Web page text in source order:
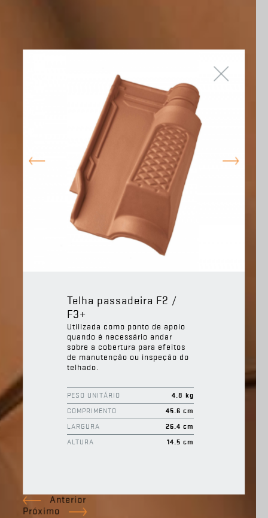
Telha passadeira F2 /
F3+
Utilizada como ponto de apoio
quando é necessário andar
sobre a cobertura para efeitos
de manutenção ou inspeção do
telhado.
PESO UNITÁRIO
4.8 kg
COMPRIMENTO
45.6 cm
LARGURA
26.4 cm
ALTURA
14.5 cm
Anterior
Próximo